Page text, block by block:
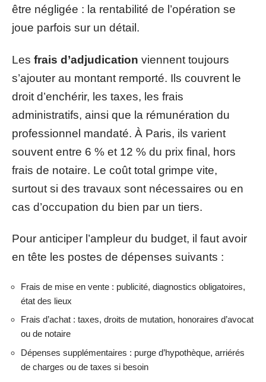
être négligée : la rentabilité de l’opération se
joue parfois sur un détail.
Les frais d’adjudication viennent toujours
s’ajouter au montant remporté. Ils couvrent le
droit d’enchérir, les taxes, les frais
administratifs, ainsi que la rémunération du
professionnel mandaté. À Paris, ils varient
souvent entre 6 % et 12 % du prix final, hors
frais de notaire. Le coût total grimpe vite,
surtout si des travaux sont nécessaires ou en
cas d’occupation du bien par un tiers.
Pour anticiper l’ampleur du budget, il faut avoir
en tête les postes de dépenses suivants :
Frais de mise en vente : publicité, diagnostics obligatoires,
état des lieux
Frais d’achat : taxes, droits de mutation, honoraires d’avocat
ou de notaire
Dépenses supplémentaires : purge d’hypothèque, arriérés
de charges ou de taxes si besoin